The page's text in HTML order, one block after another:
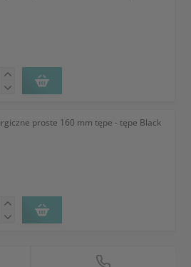
proste 160 mm tępe - tępe Black